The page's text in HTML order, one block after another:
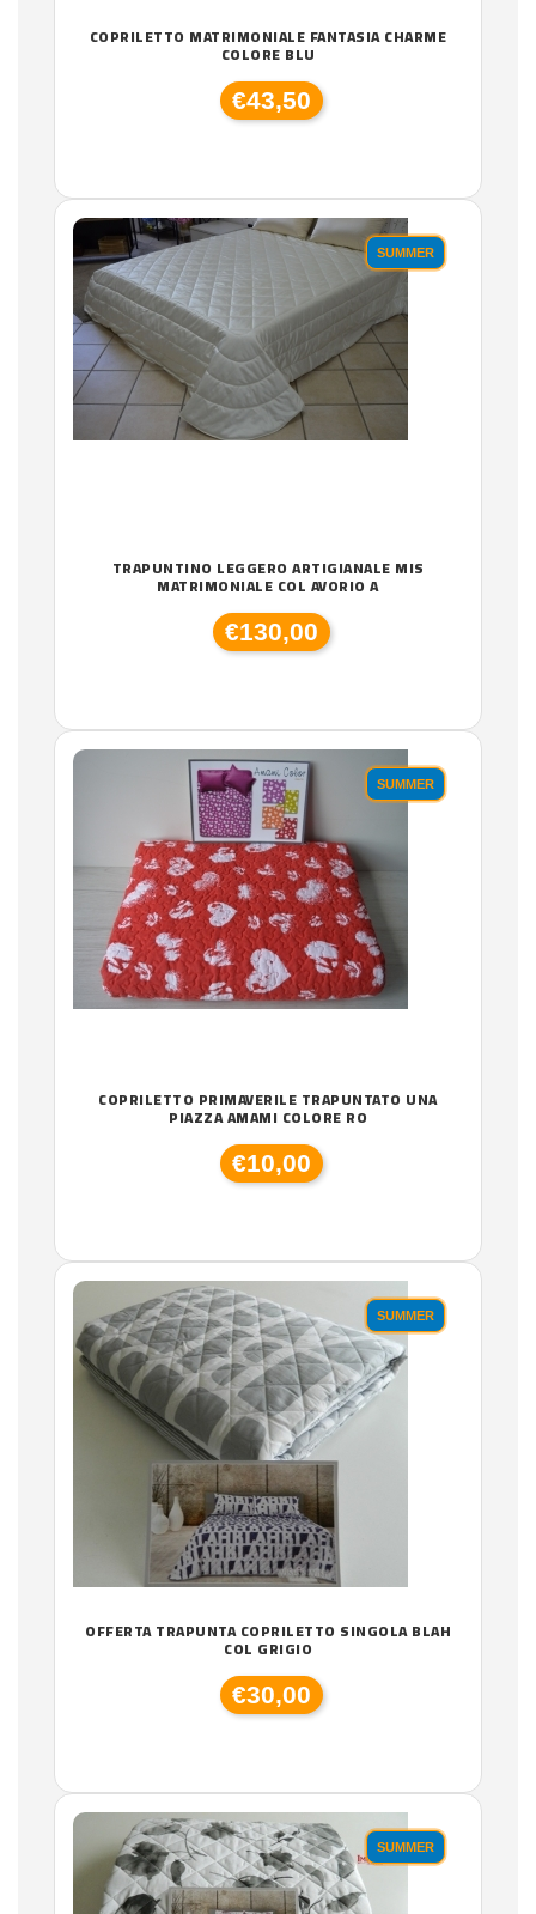
COPRILETTO MATRIMONIALE FANTASIA CHARME
COLORE BLU
€43,50
SUMMER
TRAPUNTINO LEGGERO ARTIGIANALE MIS
MATRIMONIALE COL AVORIO A
€130,00
SUMMER
COPRILETTO PRIMAVERILE TRAPUNTATO UNA
PIAZZA AMAMI COLORE RO
€10,00
SUMMER
OFFERTA TRAPUNTA COPRILETTO SINGOLA BLAH
COL GRIGIO
€30,00
SUMMER